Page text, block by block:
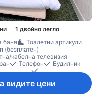
1 двойно легло
баня
Тоалетни артикули
(безплатен)
кабелна телевизия
Телефон
Будилник
Преса за панталони
видите цени